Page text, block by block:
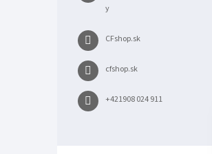
y
CFshop.sk
cfshop.sk
+421908 024 911